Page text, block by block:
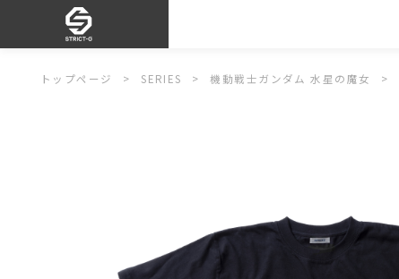
トップページ SERIES 機動戦士ガンダム 水星の魔女